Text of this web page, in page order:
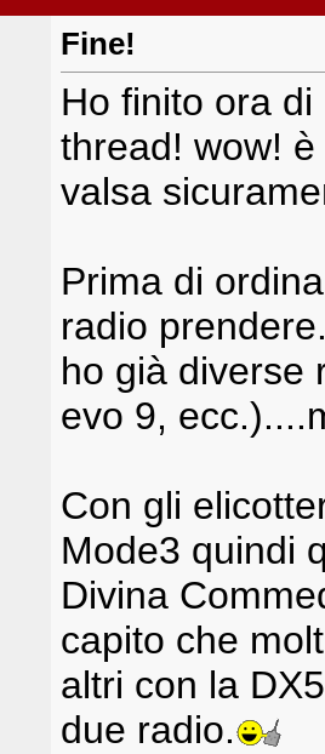
Fine!
Ho finito ora
thread! wow!
valsa
Prima di
radio
ho già diverse
evo 9,
Con gli
Mode3 quindi
Divina
capito che
altri con la
due radio.